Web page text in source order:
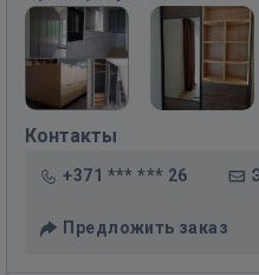
Контакты
+371 *** *** 26
Предложить заказ